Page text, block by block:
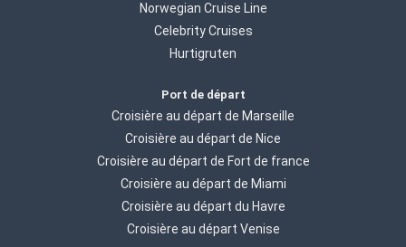
Norwegian Cruise Line
Celebrity Cruises
Hurtigruten
Port de départ
Croisière au départ de Marseille
Croisière au départ de Nice
Croisière au départ de Fort de france
Croisière au départ de Miami
Croisière au départ du Havre
Croisière au départ Venise